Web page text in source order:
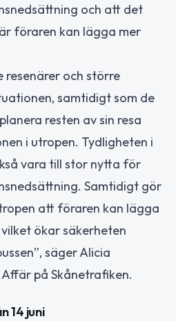
och att det
föraren kan lägga mer
resenärer och större
samtidigt som de
resten av sin resa
i utropen. Tydligheten i
vara till stor nytta för
Samtidigt gör
att föraren kan lägga
ökar säkerheten
säger Alicia
på Skånetrafiken.
14 juni